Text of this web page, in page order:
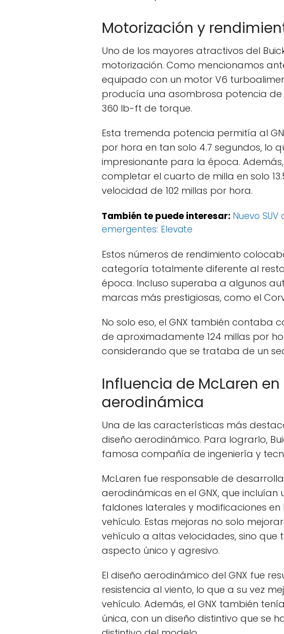
Motorización y
Uno de los mayores atractivos del
motorización. Como mencionamos
equipado con un motor V6
producía una asombrosa potencia
360 lb-ft de torque.
Esta tremenda potencia permitía al
por hora en tan solo 4.7 segundos, lo
impresionante para la época.
completar el cuarto de milla en solo
velocidad de 102 millas por hora.
También te puede interesar: Nuevo
emergentes: Elevate
Estos números de rendimiento
categoría totalmente diferente al
época. Incluso superaba a algunos
marcas más prestigiosas, como el
No solo eso, el GNX también contaba
de aproximadamente 124 millas por
considerando que se trataba de un
Influencia de McLaren
aerodinámica
Una de las características más
diseño aerodinámico. Para lograrlo,
famosa compañía de ingeniería y
McLaren fue responsable de
aerodinámicas en el GNX, que incluían
faldones laterales y modificaciones
vehículo. Estas mejoras no solo
vehículo a altas velocidades, sino que
aspecto único y agresivo.
El diseño aerodinámico del GNX fue
resistencia al viento, lo que a su vez
vehículo. Además, el GNX también
única, con un diseño distintivo que se